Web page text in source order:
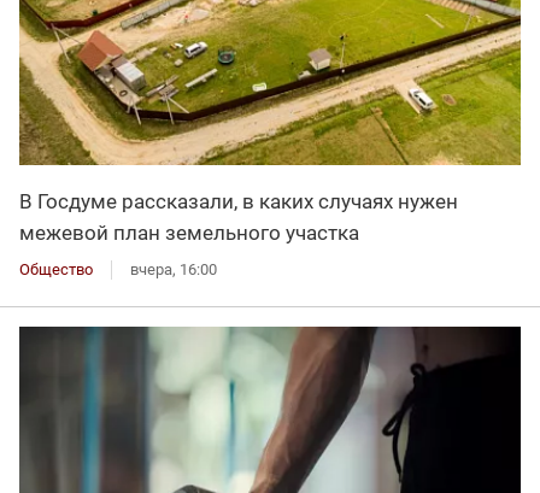
В Госдуме рассказали, в каких случаях нужен
межевой план земельного участка
Общество вчера, 16:00